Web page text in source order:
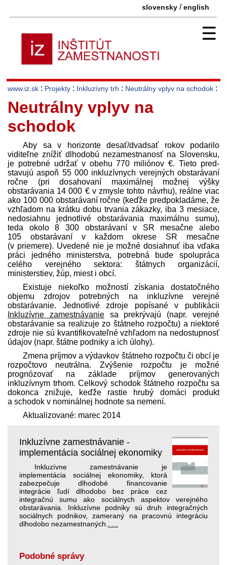
slovensky /english
☰
www.iz.sk : Projekty : Inkluzívny trh : Neutrálny vplyv na schodok :
Neutrálny vplyv na
schodok
Aby sa v horizonte desať/dvadsať rokov podarilo
viditeľne znížiť dlhodobú nezamestnanosť na Slovensku,
je potrebné udržať v obehu 770 miliónov €. Tieto pred­
stavujú aspoň 55 000 inkluzívnych verejných obstarávaní
ročne (pri dosahovaní maximálnej možnej výšky
obstarávania 14 000 € v zmysle tohto návrhu), reálne viac
ako 100 000 obstarávaní ročne (keďže pred­pokladáme, že
vzhľadom na krátku dobu trvania zákazky, iba 3 mesiace,
nedosiahnu jednotlivé obstarávania maximálnu sumu),
teda okolo 8 300 obstarávaní v SR mesačne alebo
105 obstarávaní v každom okrese SR mesačne
(v priemere). Uvedené nie je možné dosiahnuť iba vďaka
práci jedného ministerstva, potrebná bude spolupráca
celého verejného sektora: štátnych organizácií,
ministerstiev, žúp, miest i obcí.
Existuje niekoľko možností získania dostatočného
objemu zdrojov potrebných na inkluzívne verejné
obstarávanie. Jednotlivé zdroje popísané v publikácii
Inkluzívne zamestnávaniesa prekrývajú (napr. verejné
obstarávanie sa realizuje zo štátneho rozpočtu) a niektoré
zdroje nie sú kvantifikovateľné vzhľadom na nedostupnosť
údajov (napr. štátne podniky a ich úlohy).
Zmena príjmov a výdavkov štátneho rozpočtu či obcí je
rozpočtovo neutrálna. Zvýšenie rozpočtu je možné
prognózovať na základe príjmov generovaných
inkluzívnym trhom. Celkový schodok štátneho rozpočtu sa
dokonca znižuje, keďže rastie hrubý domáci produkt
a schodok v nominálnej hodnote sa nemení.
Aktualizované: marec 2014
Inkluzívne zamestnávanie -
implementácia sociálnej ekonomiky
Inkluzívne zamestnávanie je
implementácia sociálnej ekonomiky, ktorá
zabezpečuje dlhodobé financovanie
integrácie ľudí dlhodobo bez práce cez
integračnú sumu ako sociálnych aspektov verejného
obstarávania. Inkluzívne podniky sú druh integračných
sociálnych podnikov, zameraný na pracovnú integráciu
dlhodobo nezamestnaných.
Podobné správy